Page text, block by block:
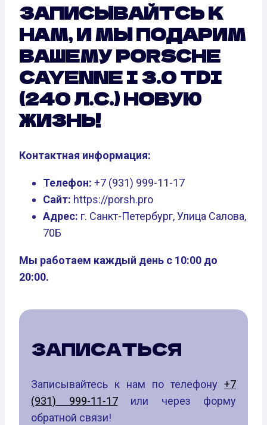
ЗАПИСЫВАЙТСЬ К
НАМ, И МЫ ПОДАРИМ
ВАШЕМУ PORSCHE
CAYENNE I 3.0 TDI
(240 Л.С.) НОВУЮ
ЖИЗНЬ!
Контактная информация:
Телефон: +7 (931) 999-11-17
Сайт: https://porsh.pro
Адрес: г. Санкт-Петербург, Улица Салова,
70Б
Мы работаем каждый день с 10:00 до
20:00.
ЗАПИСАТЬСЯ
Записывайтесь к нам по телефону +7
(931) 999-11-17или через форму
обратной связи!